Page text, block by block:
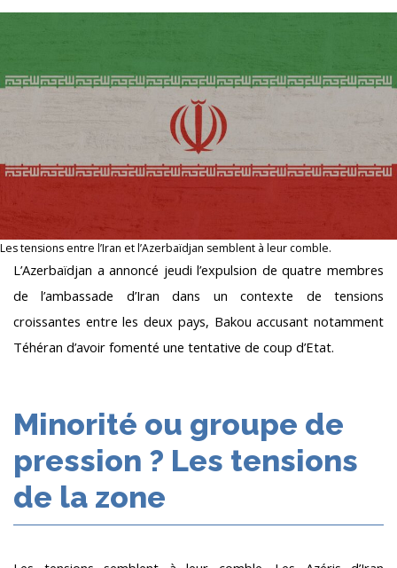
Les tensions entre l’Iran et l’Azerbaïdjan semblent à leur comble.
L’Azerbaïdjan a annoncé jeudi l’expulsion de quatre membres
de l’ambassade d’Iran dans un contexte de tensions
croissantes entre les deux pays, Bakou accusant notamment
Téhéran d’avoir fomenté une tentative de coup d’Etat.
Minorité ou groupe de
pression ? Les tensions
de la zone